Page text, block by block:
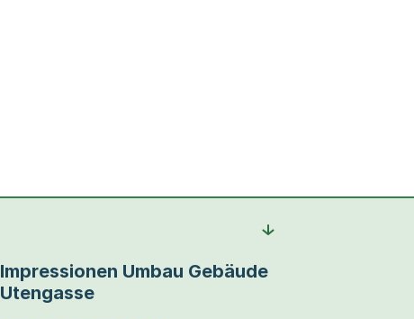
Impressionen Umbau Gebäude
Utengasse